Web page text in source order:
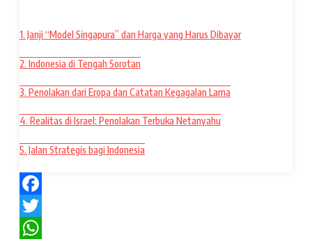
1. Janji “Model Singapura” dan Harga yang Harus Dibayar
2. Indonesia di Tengah Sorotan
3. Penolakan dari Eropa dan Catatan Kegagalan Lama
4. Realitas di Israel: Penolakan Terbuka Netanyahu
5. Jalan Strategis bagi Indonesia
Facebook
Twitter